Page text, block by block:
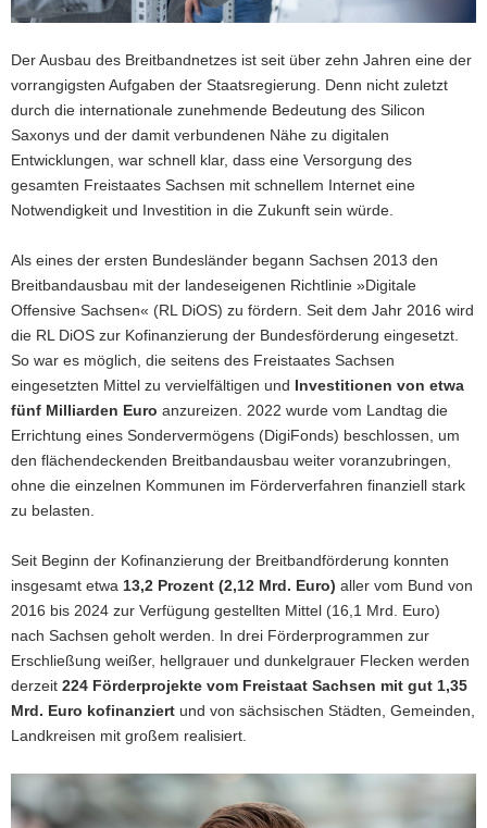
Der Ausbau des Breitbandnetzes ist seit über zehn Jahren eine der
vorrangigsten Aufgaben der Staatsregierung. Denn nicht zuletzt
durch die internationale zunehmende Bedeutung des Silicon
Saxonys und der damit verbundenen Nähe zu digitalen
Entwicklungen, war schnell klar, dass eine Versorgung des
gesamten Freistaates Sachsen mit schnellem Internet eine
Notwendigkeit und Investition in die Zukunft sein würde.
Als eines der ersten Bundesländer begann Sachsen 2013 den
Breitbandausbau mit der landeseigenen Richtlinie »Digitale
Offensive Sachsen« (RL DiOS) zu fördern. Seit dem Jahr 2016 wird
die RL DiOS zur Kofinanzierung der Bundesförderung eingesetzt.
So war es möglich, die seitens des Freistaates Sachsen
eingesetzten Mittel zu vervielfältigen und Investitionen von etwa
fünf Milliarden Euro anzureizen. 2022 wurde vom Landtag die
Errichtung eines Sondervermögens (DigiFonds) beschlossen, um
den flächendeckenden Breitbandausbau weiter voranzubringen,
ohne die einzelnen Kommunen im Förderverfahren finanziell stark
zu belasten.
Seit Beginn der Kofinanzierung der Breitbandförderung konnten
insgesamt etwa 13,2 Prozent (2,12 Mrd. Euro) aller vom Bund von
2016 bis 2024 zur Verfügung gestellten Mittel (16,1 Mrd. Euro)
nach Sachsen geholt werden. In drei Förderprogrammen zur
Erschließung weißer, hellgrauer und dunkelgrauer Flecken werden
derzeit 224 Förderprojekte vom Freistaat Sachsen mit gut 1,35
Mrd. Euro kofinanziert und von sächsischen Städten, Gemeinden,
Landkreisen mit großem realisiert.